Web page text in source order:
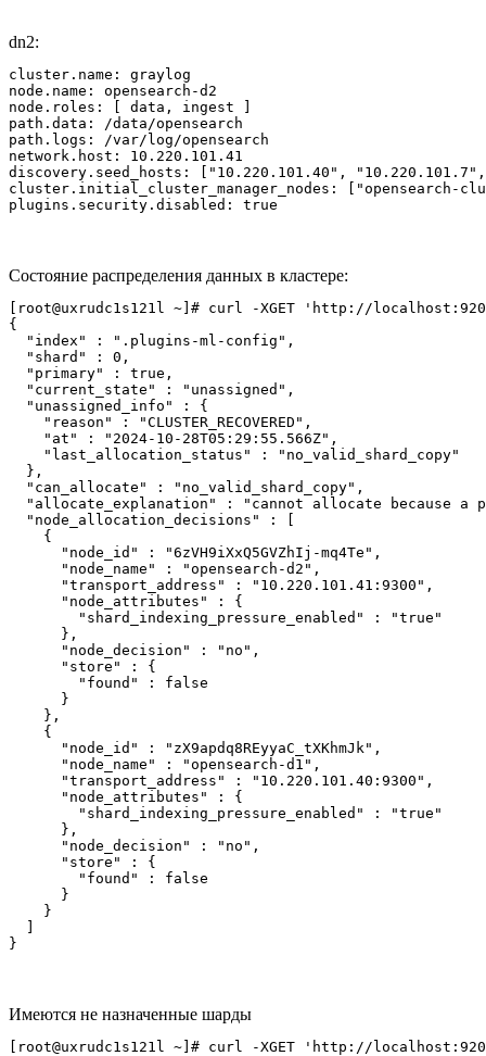
dn2:
cluster.name: graylog
node.name: opensearch-d2
node.roles: [ data, ingest ]
path.data: /data/opensearch
path.logs: /var/log/opensearch
network.host: 10.220.101.41
discovery.seed_hosts: ["10.220.101.40",
cluster.initial_cluster_manager_nodes: ["opensearch-
plugins.security.disabled: true
Состояние распределения данных в кластере:
[root@uxrudc1s121l ~]# curl -XGET 'http://
{
  "index" : ".plugins-ml-config",
  "shard" : 0,
  "primary" : true,
  "current_state" : "unassigned",
  "unassigned_info" : {
    "reason" : "CLUSTER_RECOVERED",
    "at" : "2024-10-28T05:29:55.566Z",
    "last_allocation_status" : "no_valid_shard_copy"
  },
  "can_allocate" : "no_valid_shard_copy",
"allocate_explanation" : "cannot allocate because a
  "node_allocation_decisions" : [
    {
      "node_id" : "6zVH9iXxQ5GVZhIj-mq4Te",
      "node_name" : "opensearch-d2",
      "transport_address" : "10.220.101.41:9300",
      "node_attributes" : {
        "shard_indexing_pressure_enabled" : "true"
      },
      "node_decision" : "no",
      "store" : {
        "found" : false
      }
    },
    {
      "node_id" : "zX9apdq8REyyaC_tXKhmJk",
      "node_name" : "opensearch-d1",
      "transport_address" : "10.220.101.40:9300",
      "node_attributes" : {
        "shard_indexing_pressure_enabled" : "true"
      },
      "node_decision" : "no",
      "store" : {
        "found" : false
      }
    }
}
Имеются не назначенные шарды
[root@uxrudc1s121l ~]# curl -XGET 'http://